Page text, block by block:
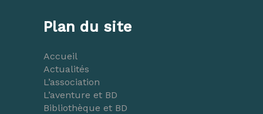
Plan du site
Accueil
Actualités
L’association
L’aventure et BD
Bibliothèque et BD